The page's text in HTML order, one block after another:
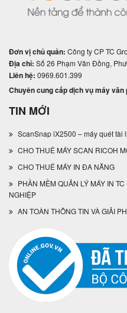
Đơn vị chủ quản: Công ty CP TC
Địa chỉ: Số 26 Phạm Văn Đồng,
Liên hệ: 0969.601.399
Chuyên cung cấp dịch vụ máy văn
TIN MỚI
ScanSnap iX2500 – máy quét tài
CHO THUÊ MÁY SCAN RICOH
CHO THUÊ MÁY IN ĐA NĂNG
PHẦN MỀM QUẢN LÝ MÁY IN
NGHIỆP
AN TOÀN THÔNG TIN VÀ GIẢI